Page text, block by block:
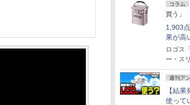
コラム
買う」
1,903
果が高
ロゴス
ー・ス
週刊ア
【結
使って